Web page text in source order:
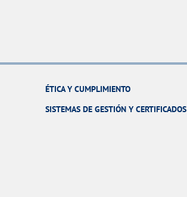
ÉTICA Y CUMPLIMIENTO
SISTEMAS DE GESTIÓN Y CERTIFICADOS